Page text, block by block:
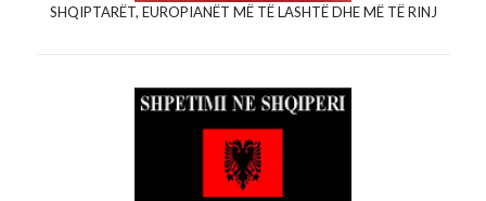
SHQIPTARËT, EUROPIANËT MË TË LASHTË DHE MË TË RINJ